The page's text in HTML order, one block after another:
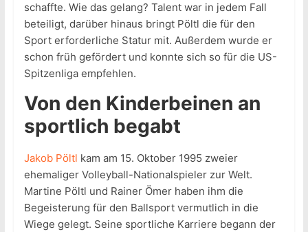
schaffte. Wie das gelang? Talent war in jedem Fall
beteiligt, darüber hinaus bringt Pöltl die für den
Sport erforderliche Statur mit. Außerdem wurde er
schon früh gefördert und konnte sich so für die US-
Spitzenliga empfehlen.
Von den Kinderbeinen an
sportlich begabt
Jakob Pöltl kam am 15. Oktober 1995 zweier
ehemaliger Volleyball-Nationalspieler zur Welt.
Martine Pöltl und Rainer Ömer haben ihm die
Begeisterung für den Ballsport vermutlich in die
Wiege gelegt. Seine sportliche Karriere begann der